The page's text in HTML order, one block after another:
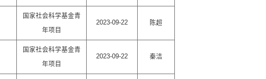
国家社会科学基金青
年项目
2023-09-22 陈超
国家社会科学基金青
年项目
2023-09-22 秦洁